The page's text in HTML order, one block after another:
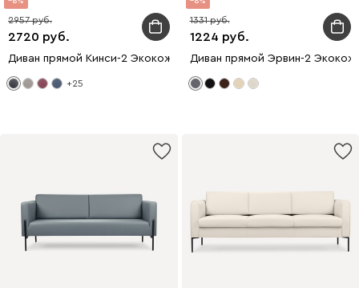
2720
2957
Диван прямой Кинси-2 Экокожа Черный
+25
1224
1331
Диван прямой Эрвин-2